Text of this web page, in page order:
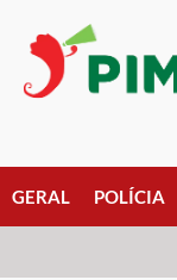
GERAL POLÍCIA